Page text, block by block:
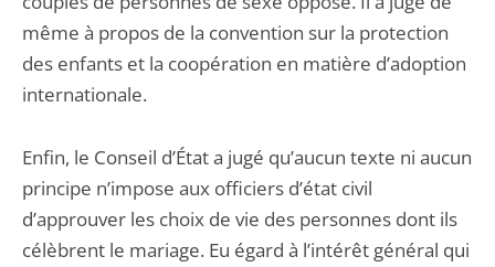
même à propos de la convention sur la protection
des enfants et la coopération en matière d’adoption
internationale.
Enfin, le Conseil d’État a jugé qu’aucun texte ni aucun
principe n’impose aux officiers d’état civil
d’approuver les choix de vie des personnes dont ils
célèbrent le mariage. Eu égard à l’intérêt général qui